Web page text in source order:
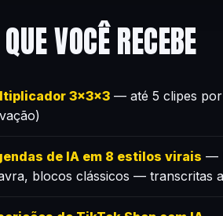
VOCÊ RECEBE
3×3×3 — até 5 clipes por
de IA em 8 estilos virais —
blocos clássicos — transcritas